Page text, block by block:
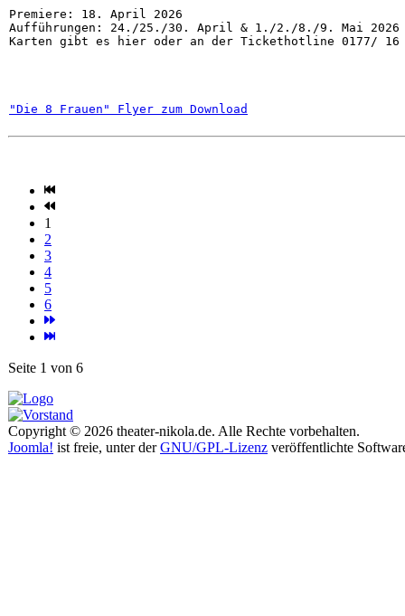
Premiere: 18. April 2026
Aufführungen: 24./25./30. April & 1./2./8./9. Mai 2026
Karten gibt es hier oder an der Tickethotline 0177/ 16
"Die 8 Frauen" Flyer zum Download
1
2
3
4
5
6
Seite 1 von 6
Copyright © 2026 theater-nikola.de. Alle Rechte vorbehalten.
Joomla! ist freie, unter derGNU/GPL-Lizenz veröffentlichte